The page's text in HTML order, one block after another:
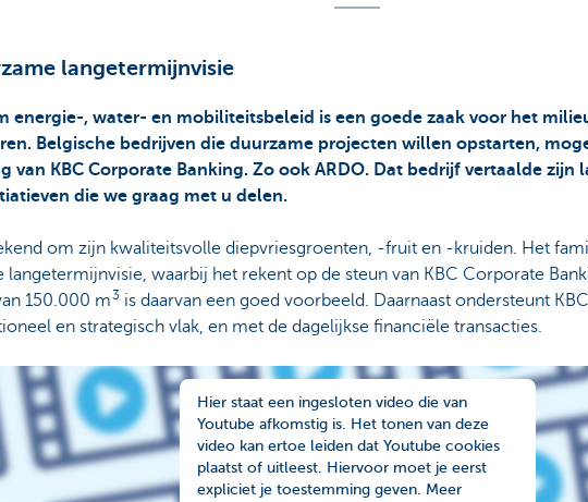
langetermijnvisie
energie-, water- en mobiliteitsbeleid is een goede zaak voor het
Belgische bedrijven die duurzame projecten willen opstarten,
van KBC Corporate Banking. Zo ook ARDO. Dat bedrijf vertaalde zijn
die we graag met u delen.
om zijn kwaliteitsvolle diepvriesgroenten, -fruit en -kruiden. Het
langetermijnvisie, waarbij het rekent op de steun van KBC Corporate
150.000 m3 is daarvan een goed voorbeeld. Daarnaast ondersteunt
en strategisch vlak, en met de dagelijkse financiële transacties.
Hier staat een ingesloten video die van
Youtube afkomstig is. Het tonen van deze
video kan ertoe leiden dat Youtube cookies
plaatst of uitleest. Hiervoor moet je eerst
expliciet je toestemming geven. Meer